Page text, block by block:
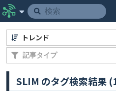
SLIM のタグ検索結果
トレンド